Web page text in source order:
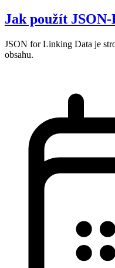
Jak použít
JSON for Linking Data je
obsahu.